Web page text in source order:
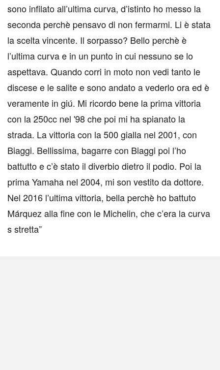
sono infilato all’ultima curva, d’istinto ho messo la
seconda perchè pensavo di non fermarmi. Li è stata
la scelta vincente. Il sorpasso? Bello perchè è
l’ultima curva e in un punto in cui nessuno se lo
aspettava. Quando corri in moto non vedi tanto le
discese e le salite e sono andato a vederlo ora ed è
veramente in giú. Mi ricordo bene la prima vittoria
con la 250cc nel '98 che poi mi ha spianato la
strada. La vittoria con la 500 gialla nel 2001, con
Biaggi. Bellissima, bagarre con Biaggi poi l’ho
battutto e c’è stato il diverbio dietro il podio. Poi la
prima Yamaha nel 2004, mi son vestito da dottore.
Nel 2016 l’ultima vittoria, bella perchè ho battuto
Márquez alla fine con le Michelin, che c’era la curva
s stretta”